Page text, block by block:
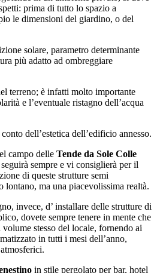
prima di tutto lo spazio a
le dimensioni del giardino, o del
solare, parametro determinante
più adatto ad ombreggiare
terreno; è infatti molto importante
e l’eventuale ristagno dell’acqua
dell’estetica dell’edificio annesso.
campo delle Tende da Sole Colle
sempre e vi consiglierà per il
di queste strutture semi
lontano, ma una piacevolissima realtà.
invece, d’ installare delle strutture di
dovete sempre tenere in mente che
stesso del locale, fornendo ai
in tutti i mesi dell’anno,
in stile pergolato per bar, hotel